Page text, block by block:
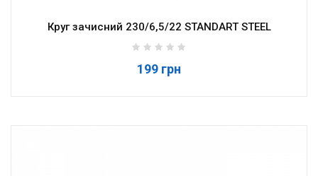
Круг зачисний 230/6,5/22 STANDART STEEL
199 грн